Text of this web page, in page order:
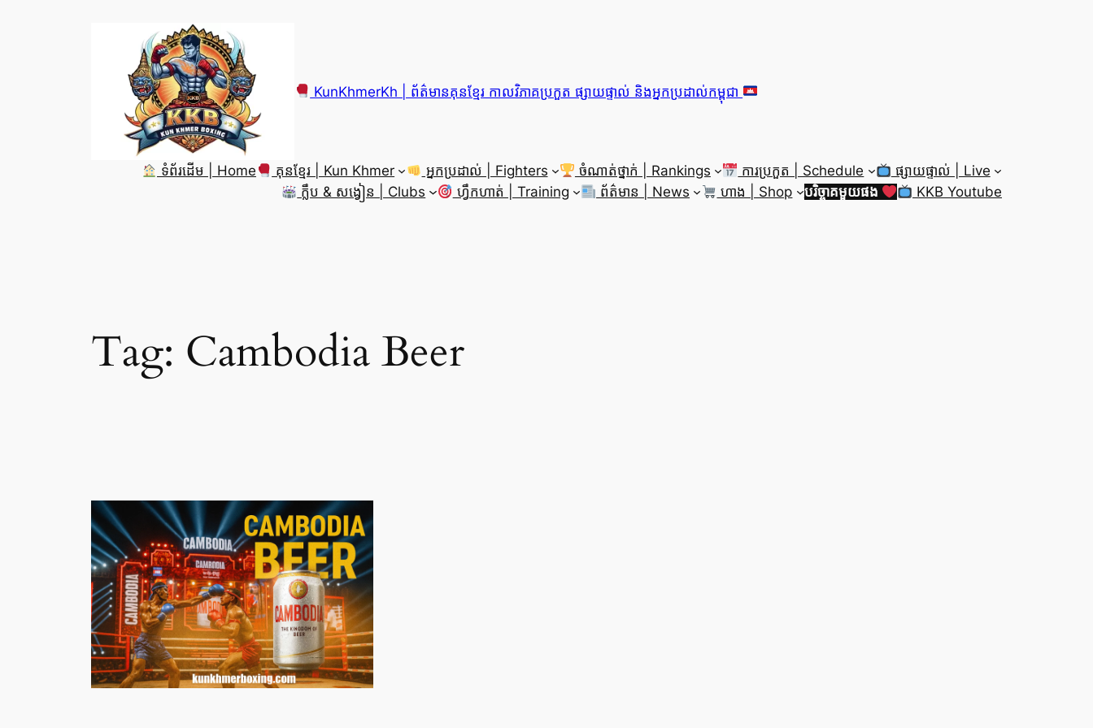
KunKhmerKh | ព័ត៌មានគុនខ្មែរ កាលវិភាគប្រកួត ផ្សាយផ្ទាល់ និងអ្នកប្រដាល់កម្ពុជា
ទំព័រដើម | Home គុនខ្មែរ | Kun Khmer អ្នកប្រដាល់ | Fighters ចំណាត់ថ្នាក់ | Rankings ការប្រកួត | Schedule
ផ្សាយផ្ទាល់ | Live
ក្លឹប & សង្វៀន | Clubs
ហ្វឹកហាត់ | Training ព័ត៌មាន | News ហាង | Shop បរិច្ចាគមួយផង KKB Youtube
Tag: Cambodia Beer